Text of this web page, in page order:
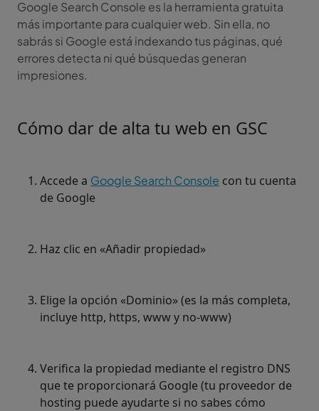
Google Search Console es la herramienta gratuita
más importante para cualquier web. Sin ella, no
sabrás si Google está indexando tus páginas, qué
errores detecta ni qué búsquedas generan
impresiones.
Cómo dar de alta tu web en GSC
Accede a Google Search Console con tu cuenta
de Google
Haz clic en «Añadir propiedad»
Elige la opción «Dominio» (es la más completa,
incluye http, https, www y no-www)
Verifica la propiedad mediante el registro DNS
que te proporcionará Google (tu proveedor de
hosting puede ayudarte si no sabes cómo